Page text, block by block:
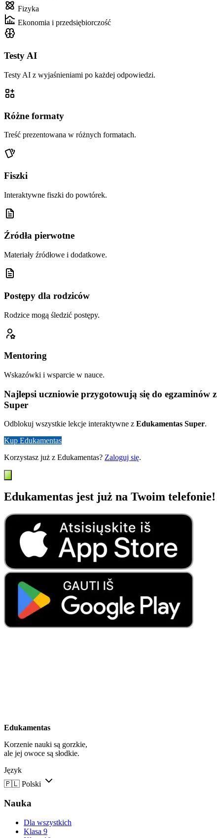
Fizyka
Ekonomia i przedsiębiorczość
Testy AI
Testy AI z wyjaśnieniami po każdej odpowiedzi.
Różne formaty
Treść prezentowana w różnych formatach.
Fiszki
Interaktywne fiszki do powtórek.
Źródła pierwotne
Materiały źródłowe i dodatkowe.
Postępy dla rodziców
Rodzice mogą śledzić postępy.
Mentoring
Wskazówki i wsparcie w nauce.
Najlepsi uczniowie przygotowują się do egzaminów z
Super
Odblokuj wszystkie lekcje interaktywne z Edukamentas Super.
Kup Edukamentas
Korzystasz już z Edukamentas? Zaloguj się.
Edukamentas jest już na Twoim telefonie!
Edukamentas
Korzenie nauki są gorzkie,
ale jej owoce są słodkie.
Język
🇵🇱 Polski
Nauka
Dla wszystkich
Klasa 9